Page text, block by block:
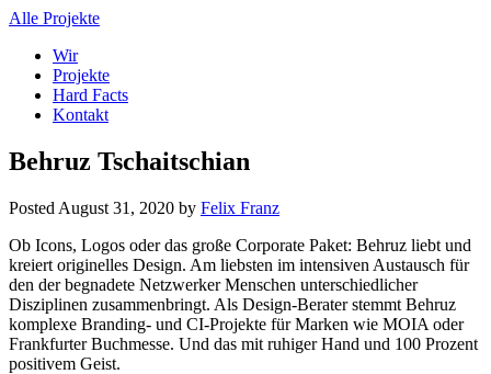
Alle Projekte
Wir
Projekte
Hard Facts
Kontakt
Behruz Tschaitschian
Posted August 31, 2020 by Felix Franz
Ob Icons, Logos oder das große Corporate Paket: Behruz liebt und
kreiert originelles Design. Am liebsten im intensiven Austausch für
den der begnadete Netzwerker Menschen unterschiedlicher
Disziplinen zusammenbringt. Als Design-Berater stemmt Behruz
komplexe Branding- und CI-Projekte für Marken wie MOIA oder
Frankfurter Buchmesse. Und das mit ruhiger Hand und 100 Prozent
positivem Geist.